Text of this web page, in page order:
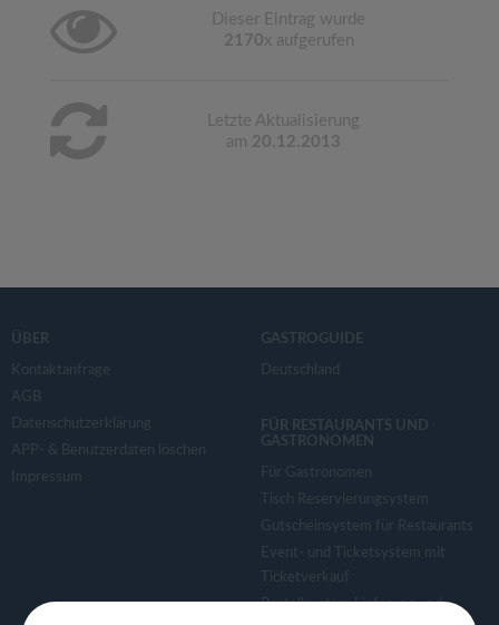
Dieser Eintrag wurde
2170x aufgerufen
Letzte Aktualisierung
am 20.12.2013
ÜBER
Kontaktanfrage
AGB
Datenschutzerklärung
APP- & Benutzerdaten löschen
Impressum
GASTROGUIDE
Deutschland
FÜR RESTAURANTS UND
GASTRONOMEN
Für Gastronomen
Tisch Reservierungsystem
Gutscheinsystem für Restaurants
Event- und Ticketsystem mit
Ticketverkauf
Bestellsystem Lieferung und